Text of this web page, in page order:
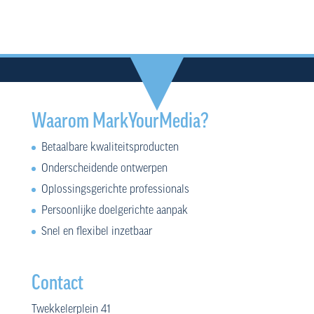
Waarom MarkYourMedia?
Betaalbare kwaliteitsproducten
Onderscheidende ontwerpen
Oplossingsgerichte professionals
Persoonlijke doelgerichte aanpak
Snel en flexibel inzetbaar
Contact
Twekkelerplein 41